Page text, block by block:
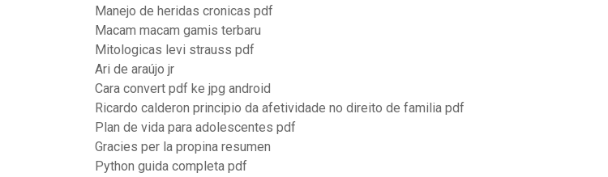
Manejo de heridas cronicas pdf
Macam macam gamis terbaru
Mitologicas levi strauss pdf
Ari de araújo jr
Cara convert pdf ke jpg android
Ricardo calderon principio da afetividade no direito de familia pdf
Plan de vida para adolescentes pdf
Gracies per la propina resumen
Python guida completa pdf